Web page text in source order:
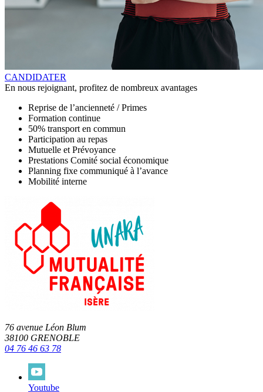
CANDIDATER
En nous rejoignant, profitez de nombreux avantages
Reprise de l’ancienneté / Primes
Formation continue
50% transport en commun
Participation au repas
Mutuelle et Prévoyance
Prestations Comité social économique
Planning fixe communiqué à l’avance
Mobilité interne
76 avenue Léon Blum
38100 GRENOBLE
04 76 46 63 78
Youtube